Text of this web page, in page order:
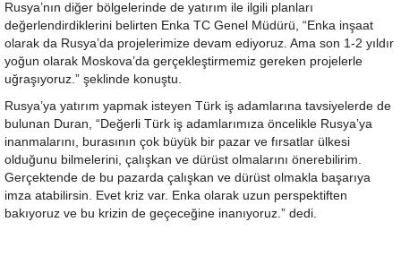
Rusya’nın diğer bölgelerinde de yatırım ile ilgili planları
değerlendirdiklerini belirten Enka TC Genel Müdürü, “Enka inşaat
olarak da Rusya’da projelerimize devam ediyoruz. Ama son 1-2 yıldır
yoğun olarak Moskova’da gerçekleştirmemiz gereken projelerle
uğraşıyoruz.” şeklinde konuştu.
Rusya’ya yatırım yapmak isteyen Türk iş adamlarına tavsiyelerde de
bulunan Duran, “Değerli Türk iş adamlarımıza öncelikle Rusya’ya
inanmalarını, burasının çok büyük bir pazar ve fırsatlar ülkesi
olduğunu bilmelerini, çalışkan ve dürüst olmalarını önerebilirim.
Gerçektende de bu pazarda çalışkan ve dürüst olmakla başarıya
imza atabilirsin. Evet kriz var. Enka olarak uzun perspektiften
bakıyoruz ve bu krizin de geçeceğine inanıyoruz.” dedi.